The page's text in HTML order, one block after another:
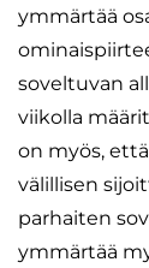
ymmärtää
soveltuvan
viikolla
on myös,
välillisen
parhaiten
ymmärtää